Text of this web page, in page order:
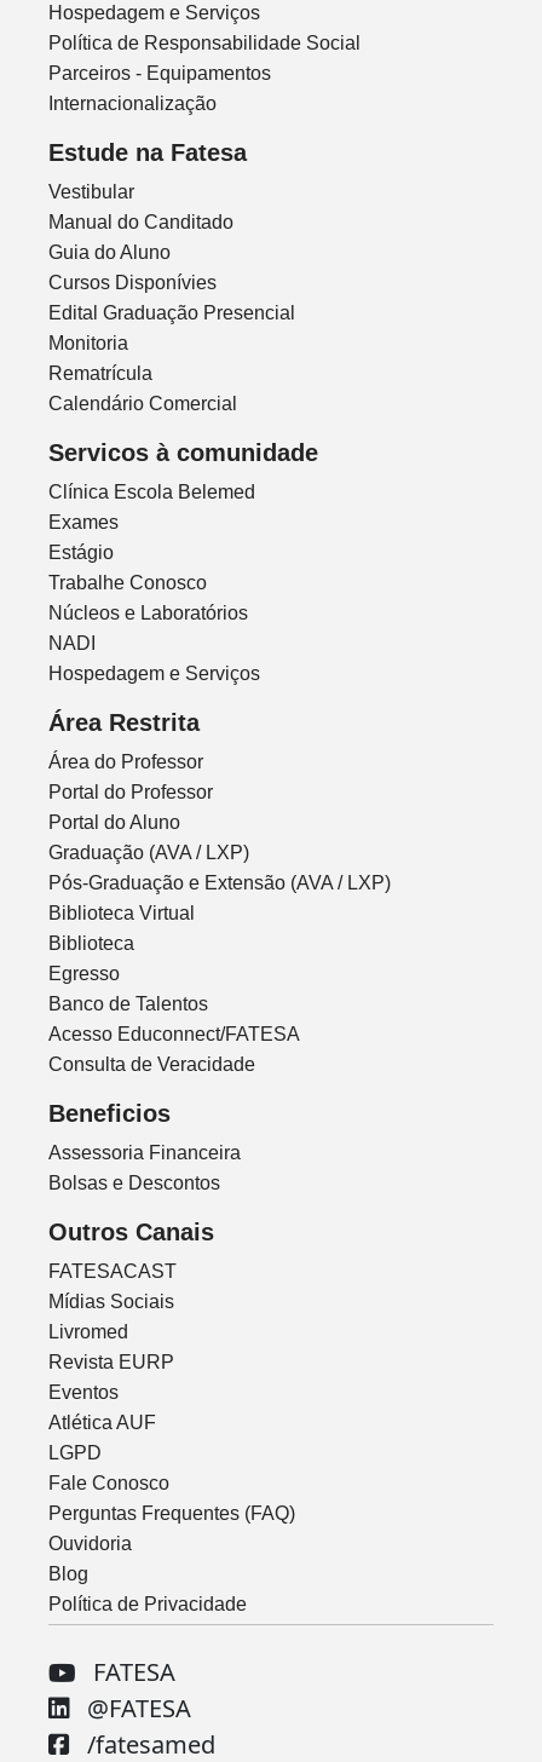
Hospedagem e Serviços
Política de Responsabilidade Social
Parceiros - Equipamentos
Internacionalização
Estude na Fatesa
Vestibular
Manual do Canditado
Guia do Aluno
Cursos Disponívies
Edital Graduação Presencial
Monitoria
Rematrícula
Calendário Comercial
Servicos à comunidade
Clínica Escola Belemed
Exames
Estágio
Trabalhe Conosco
Núcleos e Laboratórios
NADI
Hospedagem e Serviços
Área Restrita
Área do Professor
Portal do Professor
Portal do Aluno
Graduação (AVA / LXP)
Pós-Graduação e Extensão (AVA / LXP)
Biblioteca Virtual
Biblioteca
Egresso
Banco de Talentos
Acesso Educonnect/FATESA
Consulta de Veracidade
Beneficios
Assessoria Financeira
Bolsas e Descontos
Outros Canais
FATESACAST
Mídias Sociais
Livromed
Revista EURP
Eventos
Atlética AUF
LGPD
Fale Conosco
Perguntas Frequentes (FAQ)
Ouvidoria
Blog
Política de Privacidade
FATESA
@FATESA
/fatesamed